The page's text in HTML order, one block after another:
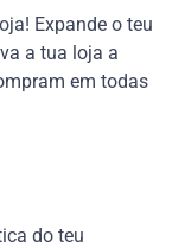
Expande o teu
a tua loja a
em todas
do teu